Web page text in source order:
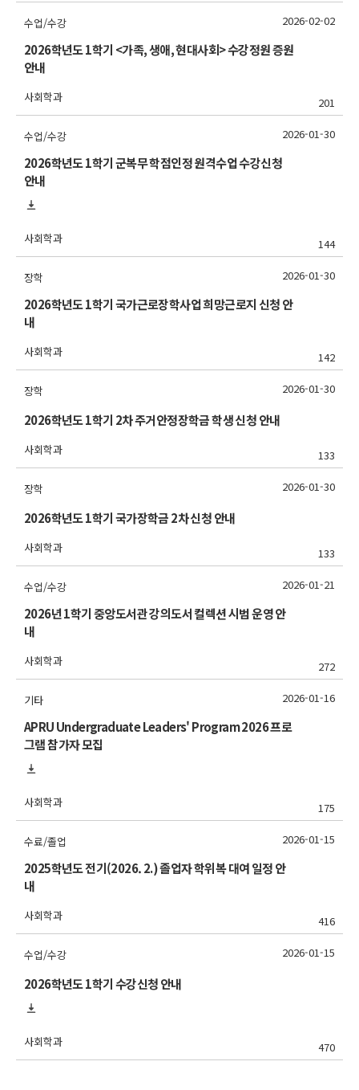
수업/수강
2026학년도 1학기 <가족, 생애, 현대사회> 수강정원 증원
안내
사회학과 201
2026-02-02
수업/수강
2026학년도 1학기 군복무 학점인정 원격수업 수강신청
안내
사회학과 144
2026-01-30
장학
2026학년도 1학기 국가근로장학사업 희망근로지 신청 안
내
사회학과 142
2026-01-30
장학
2026학년도 1학기 2차 주거안정장학금 학생 신청 안내
사회학과 133
2026-01-30
장학
2026학년도 1학기 국가장학금 2차 신청 안내
사회학과 133
2026-01-30
수업/수강
2026년 1학기 중앙도서관 강의도서 컬렉션 시범 운영 안
내
사회학과 272
2026-01-21
기타
APRU Undergraduate Leaders' Program 2026 프로
그램 참가자 모집
사회학과 175
2026-01-16
수료/졸업
2025학년도 전기(2026. 2.) 졸업자 학위복 대여 일정 안
내
사회학과 416
2026-01-15
수업/수강
2026학년도 1학기 수강신청 안내
사회학과 470
2026-01-15